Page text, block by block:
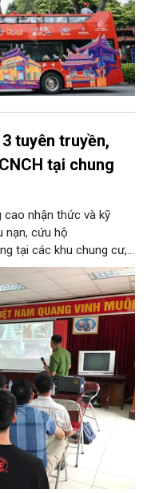
tuyên truyền,
tại chung
cao nhận thức và kỹ
nạn, cứu hộ
tại các khu chung cư,
và cứu nạn, cứu hộ
Công an thành
hai tòa nhà chung cư
Liệt, thành phố Hà Nội)
thức và kỹ năng về